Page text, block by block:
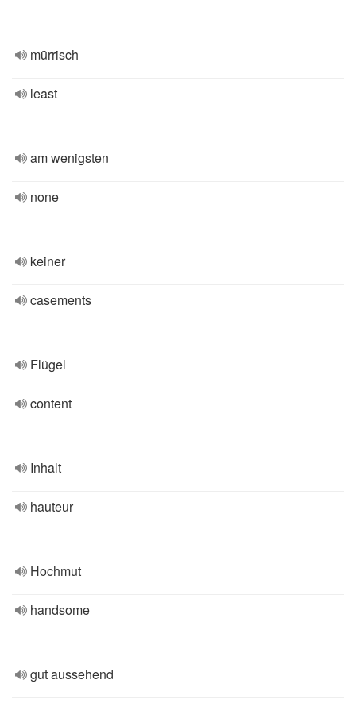
mürrisch
least
am wenigsten
none
keiner
casements
Flügel
content
Inhalt
hauteur
Hochmut
handsome
gut aussehend